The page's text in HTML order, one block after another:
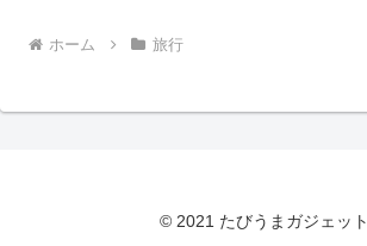
ホーム 旅行
© 2021 たびうまガジェット.